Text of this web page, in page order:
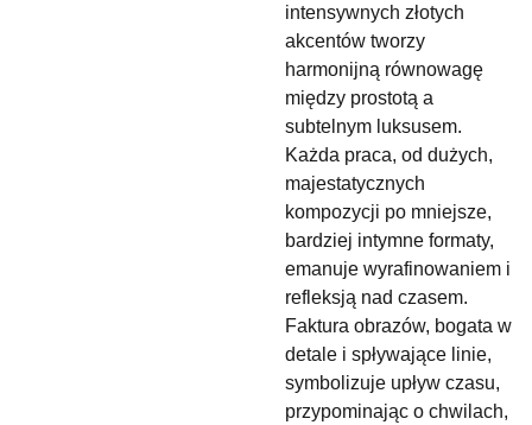
intensywnych złotych
akcentów tworzy
harmonijną równowagę
między prostotą a
subtelnym luksusem.
Każda praca, od dużych,
majestatycznych
kompozycji po mniejsze,
bardziej intymne formaty,
emanuje wyrafinowaniem i
refleksją nad czasem.
Faktura obrazów, bogata w
detale i spływające linie,
symbolizuje upływ czasu,
przypominając o chwilach,